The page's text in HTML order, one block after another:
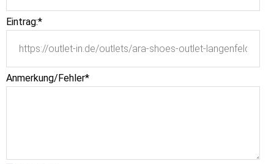
Eintrag:*
Anmerkung/Fehler*